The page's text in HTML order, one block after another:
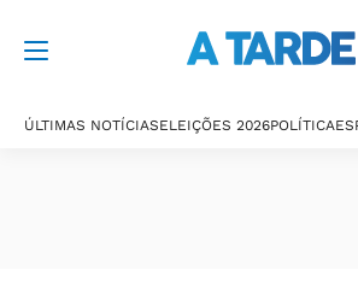
ÚLTIMAS NOTÍCIASELEIÇÕES 2026POLÍTICA